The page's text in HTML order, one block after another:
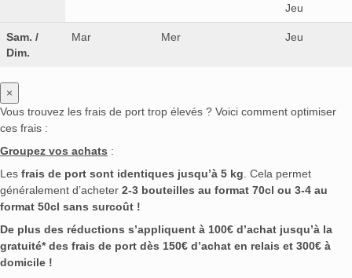
Jeu
Sam. /
Dim.
Mar Mer Jeu
×
Vous trouvez les frais de port trop élevés ? Voici comment optimiser
ces frais :
Groupez vos achats :
Les frais de port sont identiques jusqu’à 5 kg. Cela permet
généralement d’acheter 2-3 bouteilles au format 70cl ou 3-4 au
format 50cl sans surcoût !
De plus des réductions s’appliquent à 100€ d’achat jusqu’à la
gratuité* des frais de port dès 150€ d’achat en relais et 300€ à
domicile !